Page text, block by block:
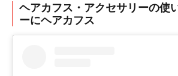
ヘアカフス・アクセサリーの
ーにヘアカフス